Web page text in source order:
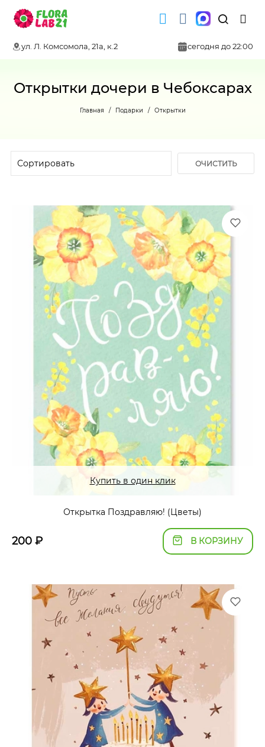
ул. Л. Комсомола, 21а, к.2 сегодня до 22:00
Открытки дочери в Чебоксарах
Главная Подарки Открытки
ОЧИСТИТЬ
Купить в один клик
Открытка Поздравляю! (Цветы)
200 ₽ В КОРЗИНУ